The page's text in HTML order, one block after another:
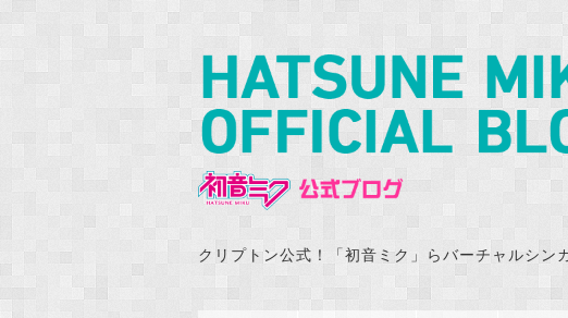
クリプトン公式！「初音ミク」らバーチャルシン